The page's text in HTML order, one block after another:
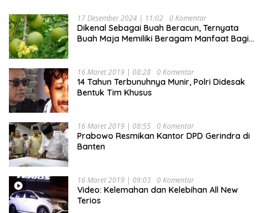
17 Desember 2024 | 11:02 0 Komentar
Dikenal Sebagai Buah Beracun, Ternyata
Buah Maja Memiliki Beragam Manfaat Bagi
16 Maret 2019 | 08:28 0 Komentar
14 Tahun Terbunuhnya Munir, Polri Didesak
Bentuk Tim Khusus
16 Maret 2019 | 08:55 0 Komentar
Prabowo Resmikan Kantor DPD Gerindra di
Banten
16 Maret 2019 | 09:03 0 Komentar
Video: Kelemahan dan Kelebihan All New
Terios